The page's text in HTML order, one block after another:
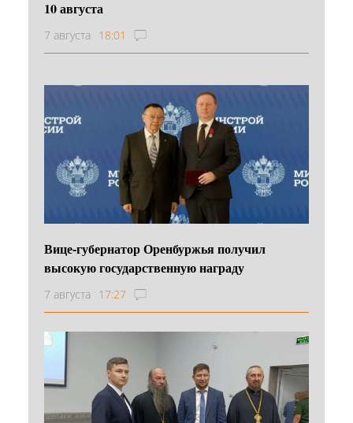
10 августа
7 августа 18:01
Вице-губернатор Оренбуржья получил
высокую государственную награду
7 августа 17:27